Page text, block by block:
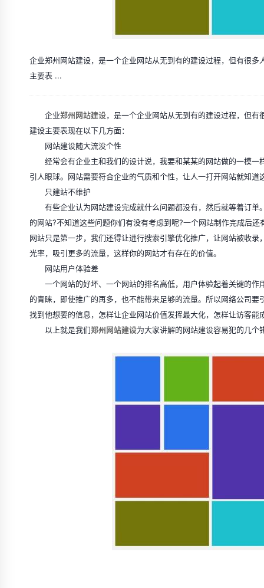
企业郑州网站建设，是一个企业网站从无到有的建设过程，但有很
主要表 ...
企业郑州网站建设，是一个企业网站从无到有的建设过程，但
建设主要表现在以下几方面：
网站建设随大流没个性
经常会有企业主和我们的设计说，我要和某某的网站做的一模一
引人眼球。网站需要符合企业的气质和个性，让人一打开网站就知道
只建站不维护
有些企业认为网站建设完成就什么问题都没有，然后就等着订单
的网站?不知道这些问题你们有没有考虑到呢?一个网站制作完成后
网站只是第一步，我们还得让进行搜索引擎优化推广，让网站被收
光率，吸引更多的流量，这样你的网站才有存在的价值。
网站用户体验差
一个网站的好坏、一个网站的排名高低，用户体验起着关键的作
的青睐，即使推广的再多，也不能带来足够的流量。所以网络公司
找到他想要的信息，怎样让企业网站价值发挥最大化，怎样让访客能
以上就是我们郑州网站建设为大家讲解的网站建设容易犯的几个